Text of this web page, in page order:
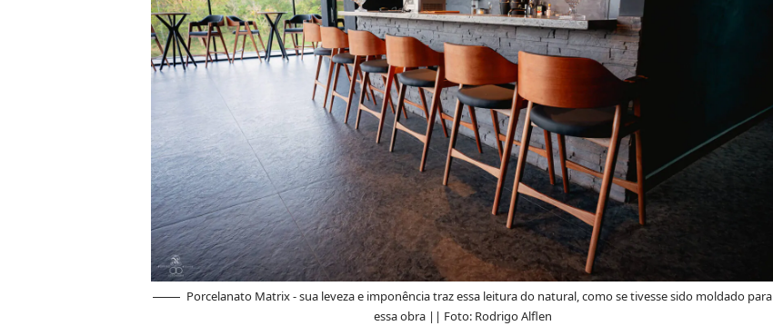
Porcelanato Matrix - sua leveza e imponência traz essa leitura do natural, como se tivesse sido moldado para
essa obra || Foto: Rodrigo Alflen